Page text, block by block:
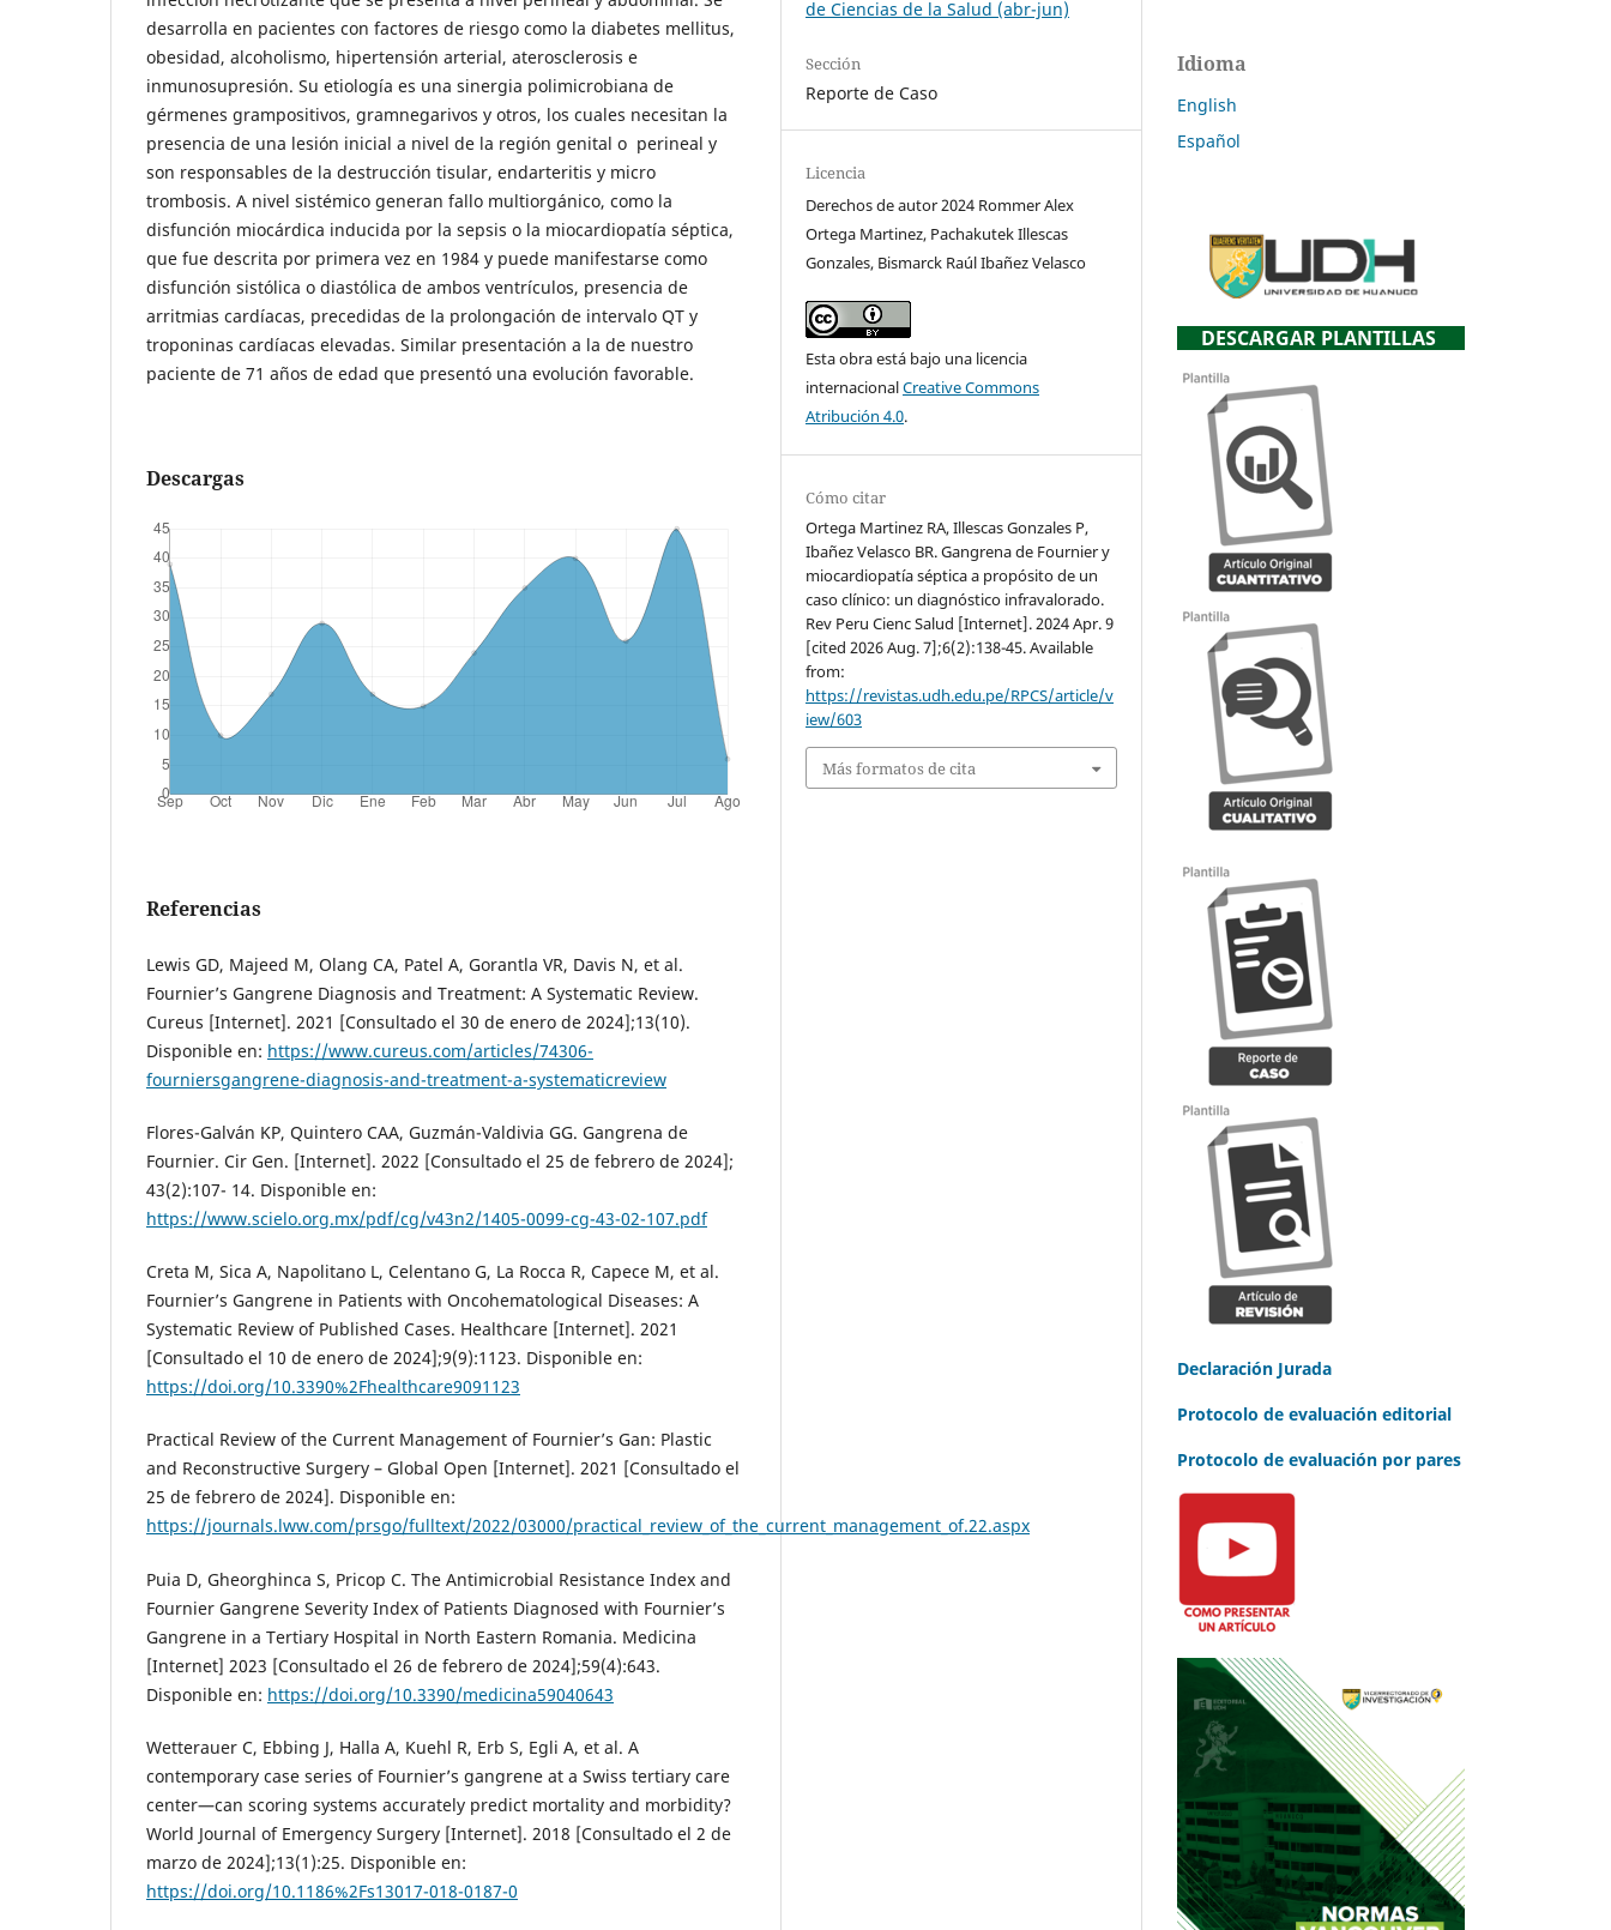
desarrolla en pacientes con factores de riesgo como la diabetes mellitus,
obesidad, alcoholismo, hipertensión arterial, aterosclerosis e
inmunosupresión. Su etiología es una sinergia polimicrobiana de
gérmenes grampositivos, gramnegarivos y otros, los cuales necesitan la
presencia de una lesión inicial a nivel de la región genital o perineal y
son responsables de la destrucción tisular, endarteritis y micro
trombosis. A nivel sistémico generan fallo multiorgánico, como la
disfunción miocárdica inducida por la sepsis o la miocardiopatía séptica,
que fue descrita por primera vez en 1984 y puede manifestarse como
disfunción sistólica o diastólica de ambos ventrículos, presencia de
arritmias cardíacas, precedidas de la prolongación de intervalo QT y
troponinas cardíacas elevadas. Similar presentación a la de nuestro
paciente de 71 años de edad que presentó una evolución favorable.
Descargas
Referencias
Lewis GD, Majeed M, Olang CA, Patel A, Gorantla VR, Davis N, et al.
Fournier’s Gangrene Diagnosis and Treatment: A Systematic Review.
Cureus [Internet]. 2021 [Consultado el 30 de enero de 2024];13(10).
Disponible en: https://www.cureus.com/articles/74306-
fourniersgangrene-diagnosis-and-treatment-a-systematicreview
Flores-Galván KP, Quintero CAA, Guzmán-Valdivia GG. Gangrena de
Fournier. Cir Gen. [Internet]. 2022 [Consultado el 25 de febrero de 2024];
43(2):107- 14. Disponible en:
https://www.scielo.org.mx/pdf/cg/v43n2/1405-0099-cg-43-02-107.pdf
Creta M, Sica A, Napolitano L, Celentano G, La Rocca R, Capece M, et al.
Fournier’s Gangrene in Patients with Oncohematological Diseases: A
Systematic Review of Published Cases. Healthcare [Internet]. 2021
[Consultado el 10 de enero de 2024];9(9):1123. Disponible en:
https://doi.org/10.3390%2Fhealthcare9091123
Practical Review of the Current Management of Fournier’s Gan: Plastic
and Reconstructive Surgery – Global Open [Internet]. 2021 [Consultado el
25 de febrero de 2024]. Disponible en:
https://journals.lww.com/prsgo/fulltext/2022/03000/practical_review_of_the_current_management_of.22.aspx
Puia D, Gheorghinca S, Pricop C. The Antimicrobial Resistance Index and
Fournier Gangrene Severity Index of Patients Diagnosed with Fournier’s
Gangrene in a Tertiary Hospital in North Eastern Romania. Medicina
[Internet] 2023 [Consultado el 26 de febrero de 2024];59(4):643.
Disponible en: https://doi.org/10.3390/medicina59040643
Wetterauer C, Ebbing J, Halla A, Kuehl R, Erb S, Egli A, et al. A
contemporary case series of Fournier’s gangrene at a Swiss tertiary care
center—can scoring systems accurately predict mortality and morbidity?
World Journal of Emergency Surgery [Internet]. 2018 [Consultado el 2 de
marzo de 2024];13(1):25. Disponible en:
https://doi.org/10.1186%2Fs13017-018-0187-0
de Ciencias de la Salud (abr-jun)
Sección
Reporte de Caso
Licencia
Derechos de autor 2024 Rommer Alex
Ortega Martinez, Pachakutek Illescas
Gonzales, Bismarck Raúl Ibañez Velasco
Esta obra está bajo una licencia
internacionalCreative Commons
Atribución 4.0.
Cómo citar
Ortega Martinez RA, Illescas Gonzales P,
Ibañez Velasco BR. Gangrena de Fournier y
miocardiopatía séptica a propósito de un
caso clínico: un diagnóstico infravalorado.
Rev Peru Cienc Salud [Internet]. 2024 Apr. 9
[cited 2026 Aug. 7];6(2):138-45. Available
from:
https://revistas.udh.edu.pe/RPCS/article/v
iew/603
Más formatos de cita
Idioma
English
Español
DESCARGAR PLANTILLAS
Declaración Jurada
Protocolo de evaluación editorial
Protocolo de evaluación por pares